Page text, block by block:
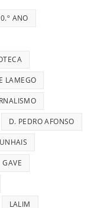
ANO
LAMEGO
D. PEDRO AFONSO
GAVE
LALIM